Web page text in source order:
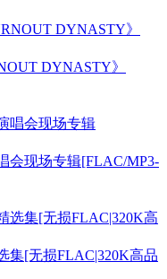
DYNASTY》
会现场专辑[FLAC/MP3-
集[无损FLAC|320K高品